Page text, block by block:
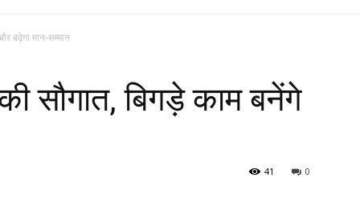
बढ़ेगा मान-सम्मान
सौगात, बिगड़े काम बनेंगे
0
41